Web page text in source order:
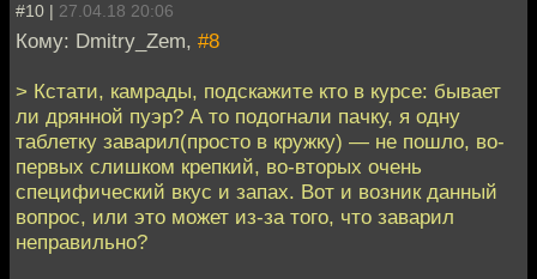
#10 | 27.04.18 20:06
Кому: Dmitry_Zem, #8
> Кстати, камрады, подскажите кто в курсе: бывает
ли дрянной пуэр? А то подогнали пачку, я одну
таблетку заварил(просто в кружку) — не пошло, во-
первых слишком крепкий, во-вторых очень
специфический вкус и запах. Вот и возник данный
вопрос, или это может из-за того, что заварил
неправильно?